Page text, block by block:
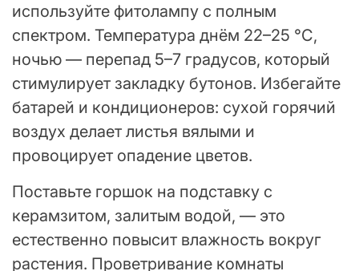
используйте фитолампу с полным
спектром. Температура днём 22–25 °C,
ночью — перепад 5–7 градусов, который
стимулирует закладку бутонов. Избегайте
батарей и кондиционеров: сухой горячий
воздух делает листья вялыми и
провоцирует опадение цветов.
Поставьте горшок на подставку с
керамзитом, залитым водой, — это
естественно повысит влажность вокруг
растения. Проветривание комнаты